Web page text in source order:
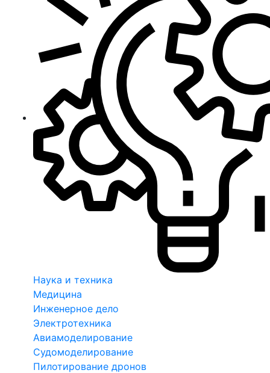
Наука и техника
Медицина
Инженерное дело
Электротехника
Авиамоделирование
Судомоделирование
Пилотирование дронов